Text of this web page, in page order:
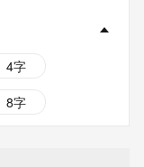
4字
8字